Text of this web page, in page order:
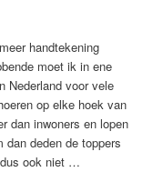
handtekening
moet ik in ene
Nederland voor vele
op elke hoek van
dan inwoners en lopen
dan deden de toppers
ook niet …